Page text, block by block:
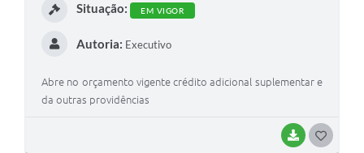
BAIXAR
Situação: EM VIGOR
Autoria: Executivo
Abre no orçamento vigente crédito adicional suplementar e
da outras providências